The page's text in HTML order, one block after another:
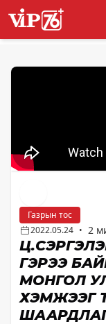
Газрын тос
2022.05.24 • 2
ГЭРЭЭ
МОНГОЛ
ХЭМЖЭЭГ